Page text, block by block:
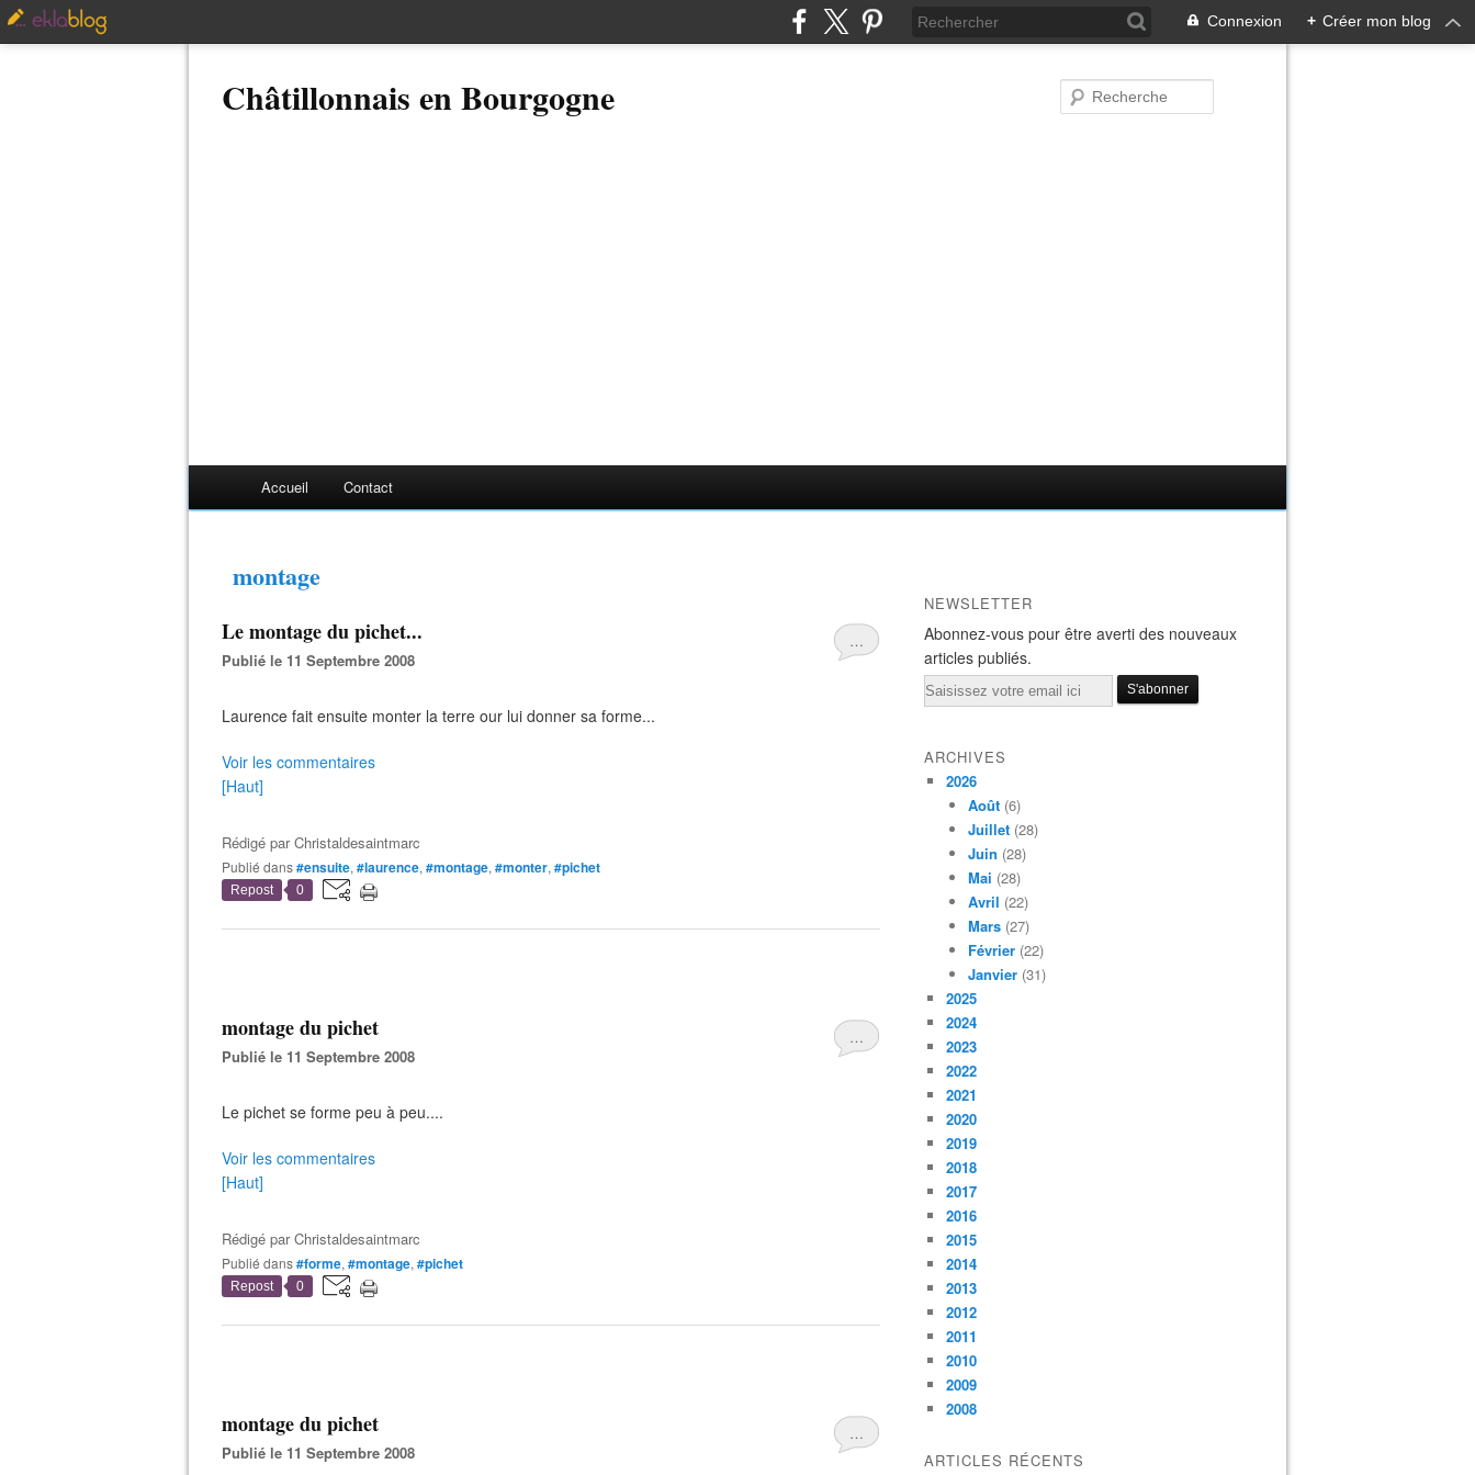
Connexion + Créer mon blog
Châtillonnais en Bourgogne
Accueil Contact
montage
…
Le montage du pichet...
Publié le 11 Septembre 2008
Laurence fait ensuite monter la terre our lui donner sa forme...
Voir les commentaires
[Haut]
Rédigé parChristaldesaintmarc
Publié dans#ensuite, #laurence, #montage, #monter, #pichet
Repost 0
…
montage du pichet
Publié le 11 Septembre 2008
Le pichet se forme peu à peu....
Voir les commentaires
[Haut]
Rédigé parChristaldesaintmarc
Publié dans#forme, #montage, #pichet
Repost 0
…
montage du pichet
Publié le 11 Septembre 2008
NEWSLETTER
Abonnez-vous pour être averti des nouveaux
articles publiés.
Email
ARCHIVES
2026
Août (6)
Juillet (28)
Juin (28)
Mai (28)
Avril (22)
Mars (27)
Février (22)
Janvier (31)
2025
2024
2023
2022
2021
2020
2019
2018
2017
2016
2015
2014
2013
2012
2011
2010
2009
2008
ARTICLES RÉCENTS